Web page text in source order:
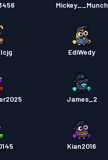
Mickey__Munch
EdiWedy
James_2
Kian2016